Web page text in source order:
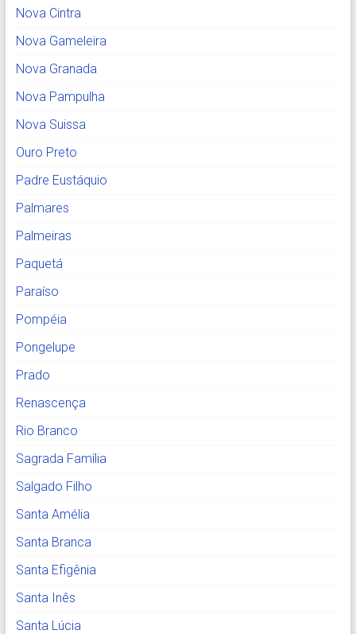
Nova Cintra
Nova Gameleira
Nova Granada
Nova Pampulha
Nova Suissa
Ouro Preto
Padre Eustáquio
Palmares
Palmeiras
Paquetá
Paraíso
Pompéia
Pongelupe
Prado
Renascença
Rio Branco
Sagrada Família
Salgado Filho
Santa Amélia
Santa Branca
Santa Efigênia
Santa Inês
Santa Lúcia